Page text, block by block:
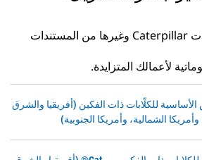
تتوفر كتيبات منتجات Caterpillar وغيرها من المستندات
لأعمالك المتزايدة.
الأساسية للكلّابات ذات الفكين (أفريقيا والشرق
الشمالية، وأمريكا الجنوبية)